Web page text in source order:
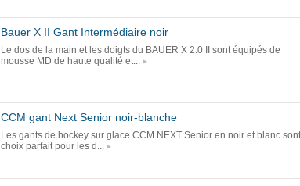
Bauer X II Gant Intermédiaire noir
Le dos de la main et les doigts du BAUER X 2.0 II sont équipés de
mousse MD de haute qualité et...
CCM gant Next Senior noir-blanche
Les gants de hockey sur glace CCM NEXT Senior en noir et blanc
choix parfait pour les d...